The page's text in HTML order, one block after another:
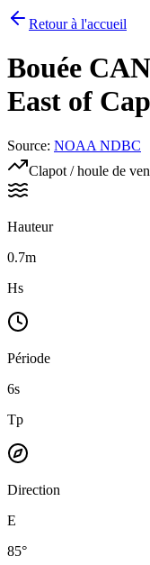
Retour à l'accueil
Bouée
East of
Source: NOAA NDBC
Clapot / houle de
Hauteur
0.7m
Hs
Période
6s
Tp
Direction
E
85°